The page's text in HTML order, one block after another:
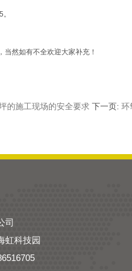
然如有不全欢迎大家补充！
的施工现场的安全要求 下一页: 环
司
虹科技园